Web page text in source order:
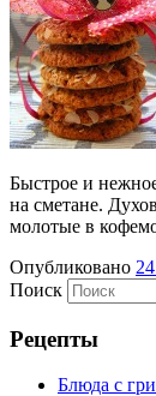
Быстрое и
на сметане.
молотые в
Опубликовано
Поиск
Рецепты
Блюда с